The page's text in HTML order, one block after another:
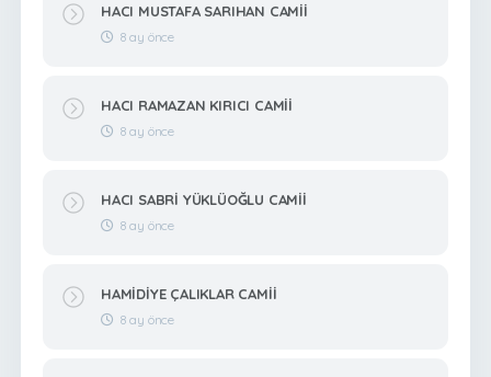
HACI MUSTAFA SARIHAN CAMİİ
8 ay önce
HACI RAMAZAN KIRICI CAMİİ
8 ay önce
HACI SABRİ YÜKLÜOĞLU CAMİİ
8 ay önce
HAMİDİYE ÇALIKLAR CAMİİ
8 ay önce